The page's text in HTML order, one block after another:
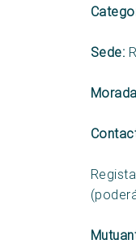
Sede: